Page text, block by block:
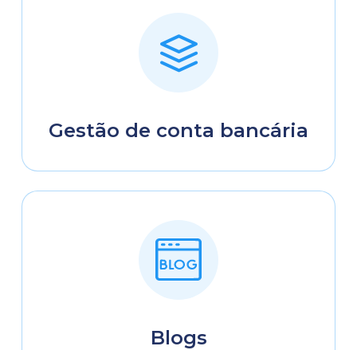
Gestão de conta bancária
Blogs